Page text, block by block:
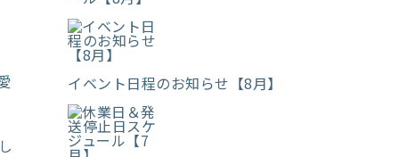
イベント日程のお知らせ【8月】